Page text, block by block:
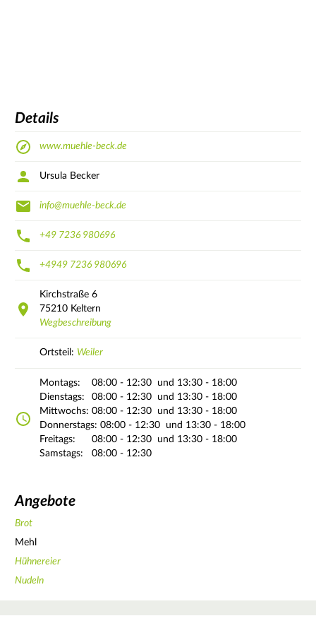
Details
www.muehle-beck.de
Ursula Becker
info@muehle-beck.de
+49 7236 980696
+4949 7236 980696
Kirchstraße 6
75210 Keltern
Wegbeschreibung
Ortsteil: Weiler
Montags: 08:00 - 12:30
und 13:30 - 18:00
Dienstags:
08:00 - 12:30
und 13:30 - 18:00
Mittwochs: 08:00 - 12:30
und 13:30 - 18:00
Donnerstags: 08:00 - 12:30
und 13:30 - 18:00
Freitags:
08:00 - 12:30
und 13:30 - 18:00
Samstags:
08:00 - 12:30
Angebote
Brot
Mehl
Hühnereier
Nudeln